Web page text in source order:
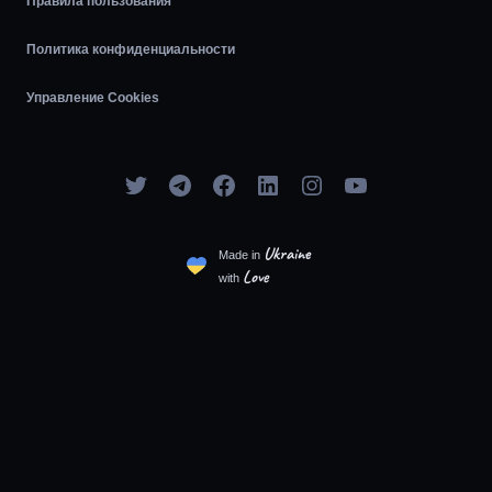
Политика конфиденциальности
Управление Cookies
Made in Ukraine
with Love